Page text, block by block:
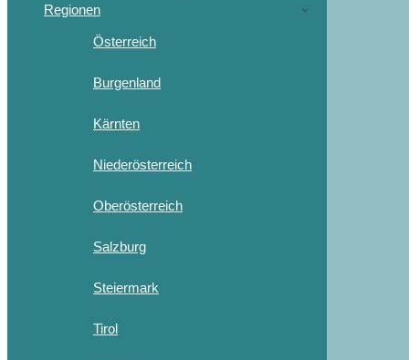
Regionen
Österreich
Burgenland
Kärnten
Niederösterreich
Oberösterreich
Salzburg
Steiermark
Tirol